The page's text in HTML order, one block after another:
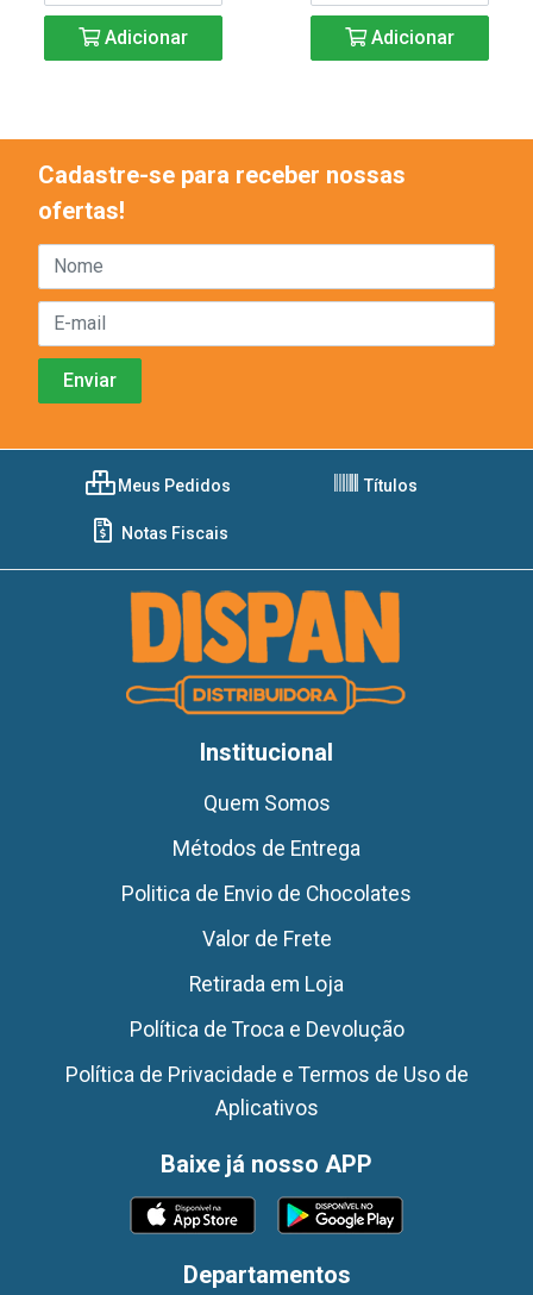
Adicionar Adicionar
Cadastre-se para receber nossas
ofertas!
Meus Pedidos Títulos
Notas Fiscais
Institucional
Quem Somos
Métodos de Entrega
Politica de Envio de Chocolates
Valor de Frete
Retirada em Loja
Política de Troca e Devolução
Política de Privacidade e Termos de Uso de
Aplicativos
Baixe já nosso APP
Departamentos